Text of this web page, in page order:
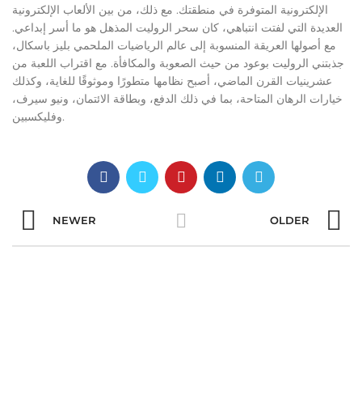
الإلكترونية المتوفرة في منطقتك. مع ذلك، من بين الألعاب الإلكترونية
العديدة التي لفتت انتباهي، كان سحر الروليت المذهل هو ما أسر إبداعي.
مع أصولها العريقة المنسوبة إلى عالم الرياضيات الملحمي بليز باسكال،
جذبتني الروليت بوعود من حيث الصعوبة والمكافأة. مع اقتراب اللعبة من
عشرينيات القرن الماضي، أصبح نظامها متطورًا وموثوقًا للغاية، وكذلك
خيارات الرهان المتاحة، بما في ذلك الدفع، وبطاقة الائتمان، ونيو سيرف،
وفليكسبين.
NEWER OLDER